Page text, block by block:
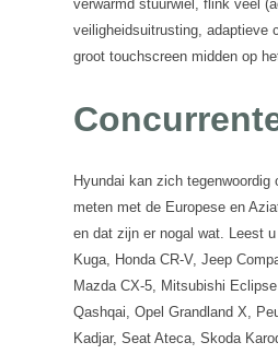
verwarmd stuurwiel, flink veel
veiligheidsuitrusting, adaptieve
groot touchscreen midden op
Hyundai kan zich tegenwoordig
meten met de Europese en
en dat zijn er nogal wat. Leest
Kuga, Honda CR-V, Jeep
Mazda CX-5, Mitsubishi
Qashqai, Opel Grandland X,
Kadjar, Seat Ateca, Skoda